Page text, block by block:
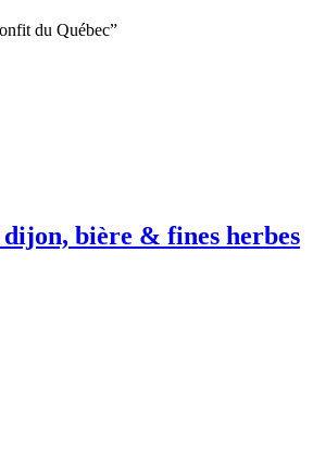
du Québec”
bière & fines herbes